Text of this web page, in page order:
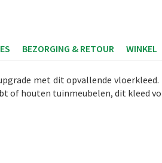
BEZORGING & RETOUR WINKEL
met dit opvallende
of houten tuinmeubelen, dit kleed